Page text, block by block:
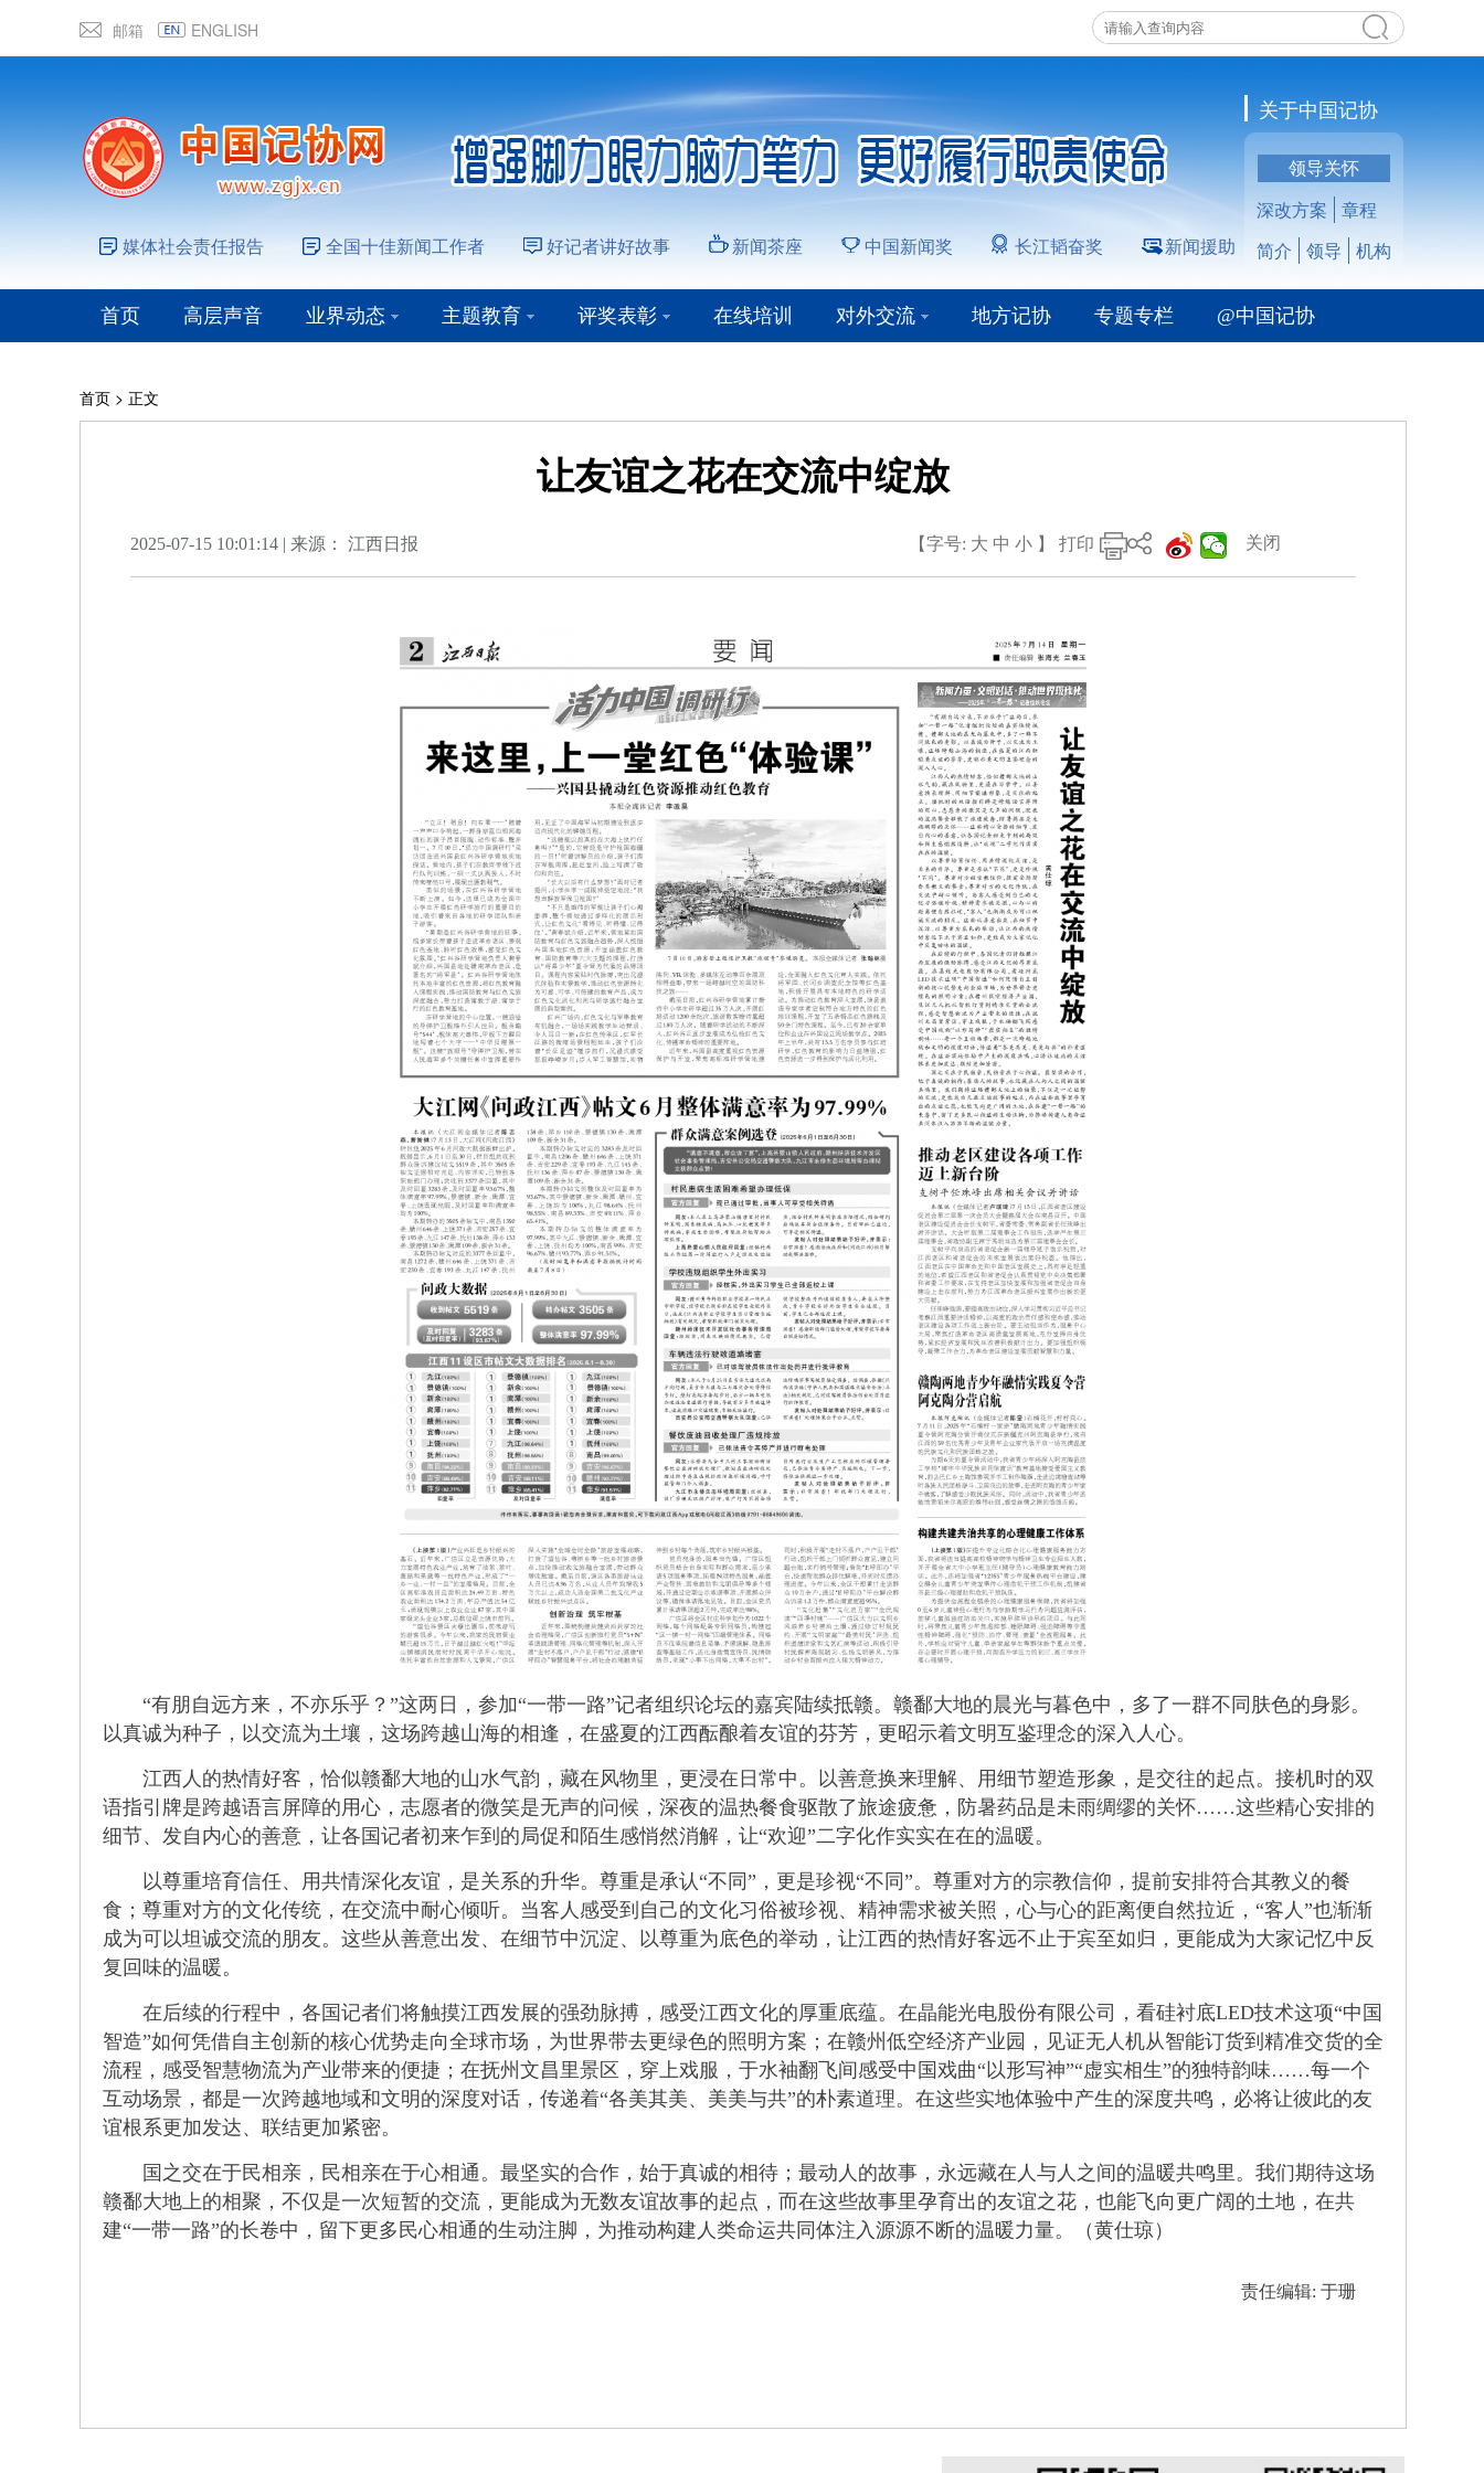
邮箱 ENGLISH
媒体社会责任报告 全国十佳新闻工作者 好记者讲好故事 新闻茶座 中国新闻奖 长江韬奋奖 新闻援助
关于中国记协
领导关怀
深改方案
章程
简介
领导 机构
首页 高层声音 业界动态 主题教育 评奖表彰 在线培训 对外交流 地方记协 专题专栏 @中国记协
首页 > 正文
让友谊之花在交流中绽放
2025-07-15 10:01:14 | 来源： 江西日报 【字号: 大 中 小 】 打印 关闭
“有朋自远方来，不亦乐乎？”这两日，参加“一带一路”记者组织论坛的嘉宾陆续抵赣。赣鄱大地的晨光与暮色中，多了一群不同肤色的身影。
以真诚为种子，以交流为土壤，这场跨越山海的相逢，在盛夏的江西酝酿着友谊的芬芳，更昭示着文明互鉴理念的深入人心。
江西人的热情好客，恰似赣鄱大地的山水气韵，藏在风物里，更浸在日常中。以善意换来理解、用细节塑造形象，是交往的起点。接机时的双
语指引牌是跨越语言屏障的用心，志愿者的微笑是无声的问候，深夜的温热餐食驱散了旅途疲惫，防暑药品是未雨绸缪的关怀……这些精心安排的
细节、发自内心的善意，让各国记者初来乍到的局促和陌生感悄然消解，让“欢迎”二字化作实实在在的温暖。
以尊重培育信任、用共情深化友谊，是关系的升华。尊重是承认“不同”，更是珍视“不同”。尊重对方的宗教信仰，提前安排符合其教义的餐
食；尊重对方的文化传统，在交流中耐心倾听。当客人感受到自己的文化习俗被珍视、精神需求被关照，心与心的距离便自然拉近，“客人”也渐渐
成为可以坦诚交流的朋友。这些从善意出发、在细节中沉淀、以尊重为底色的举动，让江西的热情好客远不止于宾至如归，更能成为大家记忆中反
复回味的温暖。
在后续的行程中，各国记者们将触摸江西发展的强劲脉搏，感受江西文化的厚重底蕴。在晶能光电股份有限公司，看硅衬底LED技术这项“中国
智造”如何凭借自主创新的核心优势走向全球市场，为世界带去更绿色的照明方案；在赣州低空经济产业园，见证无人机从智能订货到精准交货的全
流程，感受智慧物流为产业带来的便捷；在抚州文昌里景区，穿上戏服，于水袖翻飞间感受中国戏曲“以形写神”“虚实相生”的独特韵味……每一个
互动场景，都是一次跨越地域和文明的深度对话，传递着“各美其美、美美与共”的朴素道理。在这些实地体验中产生的深度共鸣，必将让彼此的友
谊根系更加发达、联结更加紧密。
国之交在于民相亲，民相亲在于心相通。最坚实的合作，始于真诚的相待；最动人的故事，永远藏在人与人之间的温暖共鸣里。我们期待这场
赣鄱大地上的相聚，不仅是一次短暂的交流，更能成为无数友谊故事的起点，而在这些故事里孕育出的友谊之花，也能飞向更广阔的土地，在共
建“一带一路”的长卷中，留下更多民心相通的生动注脚，为推动构建人类命运共同体注入源源不断的温暖力量。（黄仕琼）
责任编辑: 于珊